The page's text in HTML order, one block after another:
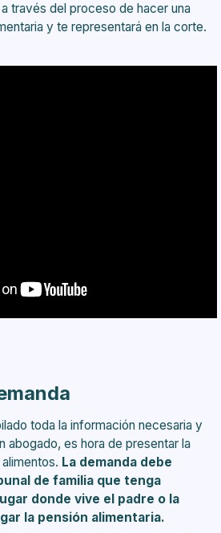
través del proceso de hacer una
y te representará en la corte.
toda la información necesaria y
abogado, es hora de presentar la
La demanda debe
de familia que tenga
donde vive el padre o la
la pensión alimentaria.